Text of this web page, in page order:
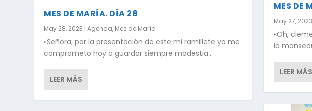
MES DE MARÍA. DÍA 28
May 28, 2023 |Agenda, Mes de María
«Señora, por la presentación de este mi ramillete yo me
comprometo hoy a guardar siempre modestia...
LEER MÁS
MES DE
May 27, 2023
«Oh,
la
LEER MÁS